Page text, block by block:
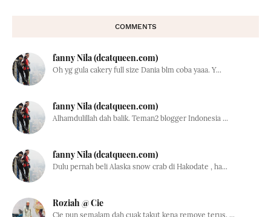
COMMENTS
fanny Nila (dcatqueen.com)
Oh yg gula cakery full size Dania blm coba yaaa. Y...
fanny Nila (dcatqueen.com)
Alhamdulillah dah balik. Teman2 blogger Indonesia ...
fanny Nila (dcatqueen.com)
Dulu pernah beli Alaska snow crab di Hakodate , ha...
Roziah @ Cie
Cie pun semalam dah cuak takut kena remove terus. ...